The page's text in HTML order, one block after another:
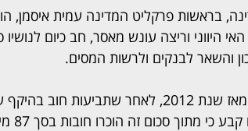
בראשות פרקליט המדינה עמית איסמן,